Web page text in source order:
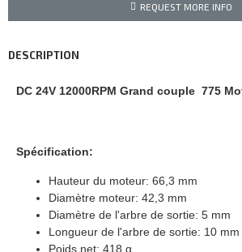
REQUEST MORE INFO
DESCRIPTION
DC 24V 12000RPM Grand couple 775
Spécification:
Hauteur du moteur: 66,3 mm
Diamètre moteur: 42,3 mm
Diamètre de l'arbre de sortie: 5 mm
Longueur de l'arbre de sortie: 10 mm
Poids net: 418 g